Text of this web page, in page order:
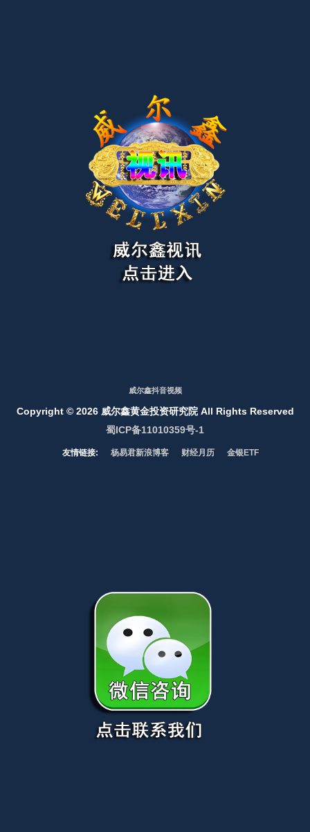
威尔鑫抖音视频
Copyright © 2026 威尔鑫黄金投资研究院 All Rights Reserved
蜀ICP备11010359号-1
友情链接: 杨易君新浪博客 财经月历 金银ETF